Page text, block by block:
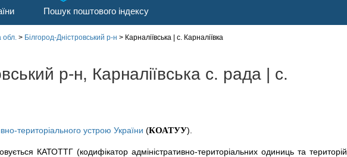
Пошук поштового індексу
обл. > Білгород-Дністровський р-н > Карналіївська | с. Карналіївка
р-н, Карналіївська с. рада | с.
територіального устрою України (КОАТУУ).
КАТОТТГ (кодифікатор адміністративно-територіальних одиниць та територій